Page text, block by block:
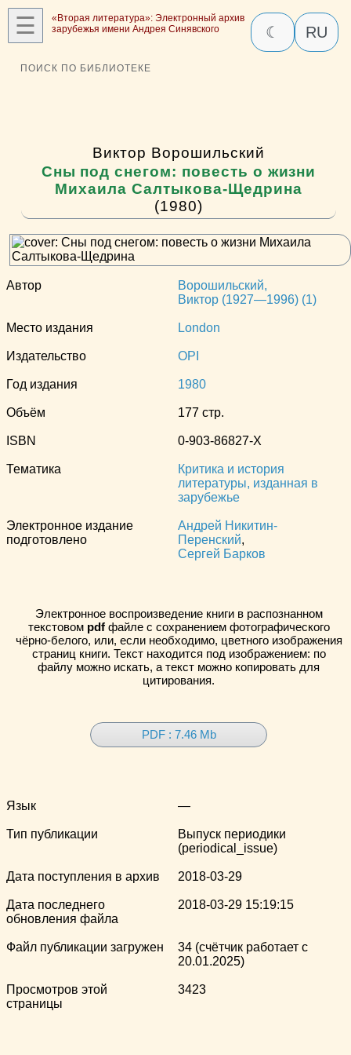
☰
«Вторая литература»: Электронный архив
зарубежья имени Андрея Синявского
☾ RU
ПОИСК ПО БИБЛИОТЕКЕ
Виктор Ворошильский
Сны под снегом: повесть о жизни
Михаила Салтыкова-Щедрина
(1980)
Автор
Ворошильский,
Виктор (1927—1996) (1)
Место издания London
Издательство OPI
Год издания 1980
Объём 177 стр.
ISBN 0-903-86827-X
Тематика
Критика и история
литературы, изданная в
зарубежье
Электронное издание
подготовлено
Андрей Никитин-
Перенский,
Сергей Барков
Электронное воспроизведение книги в распознанном
текстовом pdfфайле с сохранением фотографического
чёрно-белого, или, если необходимо, цветного изображения
страниц книги. Текст находится под изображением: по
файлу можно искать, а текст можно копировать для
цитирования.
PDF : 7.46 Mb
Язык —
Тип публикации
Выпуск периодики
(periodical_issue)
Дата поступления в архив 2018-03-29
Дата последнего
обновления файла
2018-03-29 15:19:15
Файл публикации загружен
34 (счётчик работает с
20.01.2025)
Просмотров этой
страницы
3423